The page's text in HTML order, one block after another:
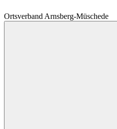
Ortsverband Arnsberg-Müschede